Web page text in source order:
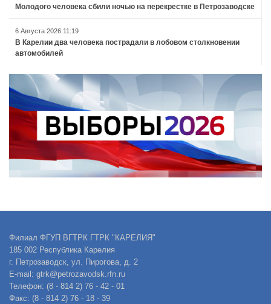
Молодого человека сбили ночью на перекрестке в Петрозаводске
6 Августа 2026 11:19
В Карелии два человека пострадали в лобовом столкновении
автомобилей
Филиал ФГУП ВГТРК ГТРК "КАРЕЛИЯ"
185 002 Республика Карелия
г. Петрозаводск, ул. Пирогова, д. 2
E-mail: gtrk@petrozavodsk.rfn.ru
Телефон: (8 - 814 2) 76 - 42 - 01
Факс: (8 - 814 2) 76 - 18 - 39